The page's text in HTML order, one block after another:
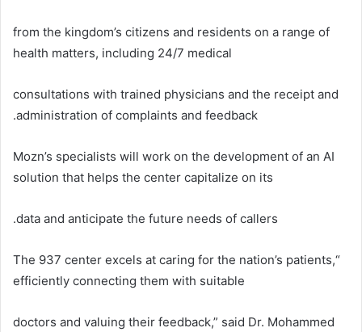
from the kingdom’s citizens and residents on a range of
health matters, including 24/7 medical
consultations with trained physicians and the receipt and
administration of complaints and feedback.
Mozn’s specialists will work on the development of an AI
solution that helps the center capitalize on its
data and anticipate the future needs of callers.
“The 937 center excels at caring for the nation’s patients,
efficiently connecting them with suitable
doctors and valuing their feedback,” said Dr. Mohammed